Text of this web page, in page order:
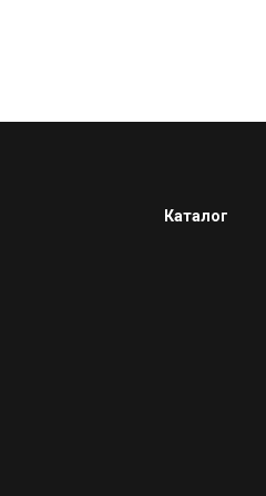
Каталог